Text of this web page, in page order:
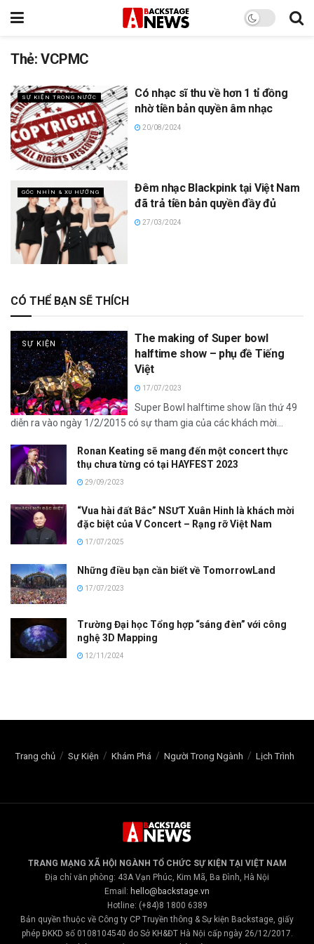
Thẻ:VCPMC
SỰ KIỆN TRONG NƯỚC
Có nhạc sĩ thu về hơn 1 tỉ đồng
nhờ tiền bản quyền âm nhạc
20/08/2024
GÓC NHÌN & XU HƯỚNG
Đêm nhạc Blackpink tại Việt Nam
đã trả tiền bản quyền đầy đủ
27/03/2024
CÓ THỂ BẠN SẼ THÍCH
SỰ KIỆN
The making of Super bowl
halftime show – phụ đề Tiếng
Việt
17/07/2023
Super Bowl halftime show lần thứ 49
diễn ra vào ngày 1/2/2015 có sự tham gia của các khách mời...
Ronan Keating sẽ mang đến một concert thực
thụ chưa từng có tại HAYFEST 2023
29/09/2023
“Vua hài đất Bắc” NSƯT Xuân Hinh là khách mời
đặc biệt của V Concert – Rạng rỡ Việt Nam
17/07/2025
Những điều bạn cần biết về TomorrowLand
17/07/2023
Trường Đại học Tổng hợp “sáng đèn” với công
nghệ 3D Mapping
12/11/2024
Trang chủ Sự Kiện Khám Phá Người Trong Ngành Lịch Trình
TRANG MẠNG XÃ HỘI NGÀNH TỔ CHỨC SỰ KIỆN TẠI VIỆT NAM
Địa chỉ văn phòng: 43A Vạn Phúc, Kim Mã, Ba Đình, Hà Nội
Email: hello@backstage.vn
Hotline: (+84)8 1800 6389
Bản quyền thuộc về Công ty CP Truyền thông & Sự kiện Backstage, giấy
phép ĐKKD số 0108104540 do Sở KH&ĐT Hà Nội cấp ngày 26/12/2017.